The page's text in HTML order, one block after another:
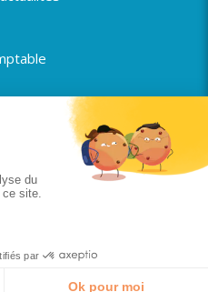
confidentialité